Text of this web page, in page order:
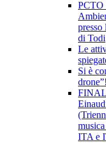
PCTO
presso
di Todi
Le
Si è
drone”!
ITA e